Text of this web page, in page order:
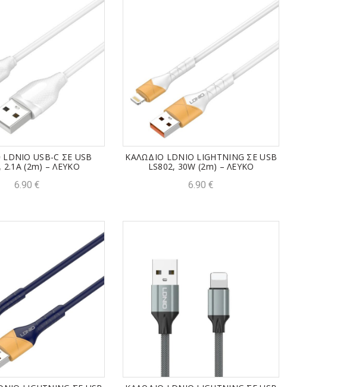
USB-C ΣΕ USB
2.1A (2m) – ΛΕΥΚΟ
6.90 €
ΚΑΛΩΔΙΟ LDNIO LIGHTNING ΣΕ USB
LS802, 30W (2m) – ΛΕΥΚΟ
6.90€